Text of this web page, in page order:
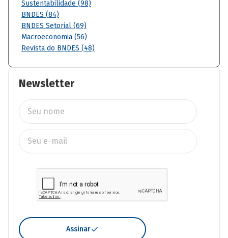
Sustentabilidade (98)
BNDES (84)
BNDES Setorial (69)
Macroeconomia (56)
Revista do BNDES (48)
Newsletter
Assinar